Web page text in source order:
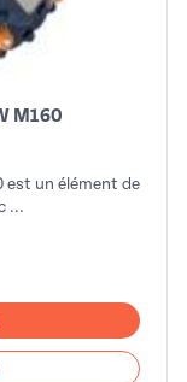
M160
est un élément de
...